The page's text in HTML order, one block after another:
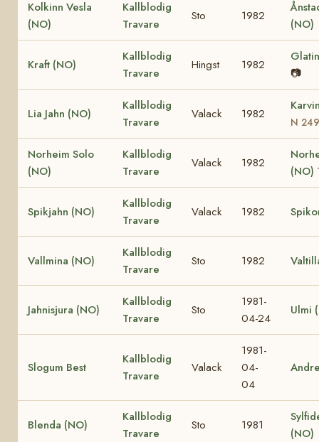
Kolkinn Vesla
(NO)
Kallblodig
Travare
Sto 1982
(NO)
Kraft (NO)
Kallblodig
Travare
Hingst 1982
📷
Lia Jahn (NO)
Kallblodig
Travare
Valack 1982
N
Norheim Solo
(NO)
Kallblodig
Travare
Valack 1982
(NO)
Spikjahn (NO)
Kallblodig
Travare
Valack 1982
Vallmina (NO)
Kallblodig
Travare
Sto 1982
Jahnisjura (NO)
Kallblodig
Travare
Sto
1981-
04-24
Ulmi
Slogum Best
Kallblodig
Travare
Valack
1981-
04-
04
Blenda (NO)
Kallblodig
Travare
Sto 1981
(NO)